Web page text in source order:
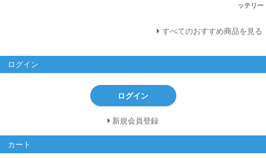
ッテリー
すべてのおすすめ商品を見る
ログイン
ログイン
新規会員登録
カート